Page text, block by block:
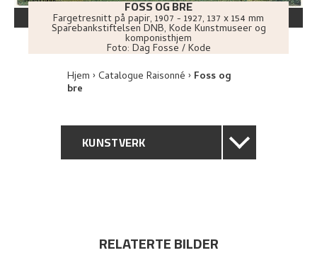
FOSS OG BRE
Fargetresnitt på papir, 1907 - 1927, 137 x 154 mm
Sparebankstiftelsen DNB, Kode Kunstmuseer og
komponisthjem
Foto: Dag Fosse / Kode
Hjem Catalogue Raisonné Foss og
bre
KUNSTVERK
PROVENIENS
RELATERTE BILDER